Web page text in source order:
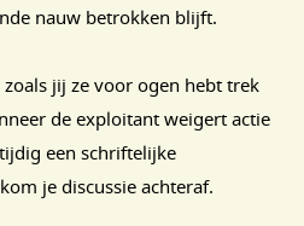
nauw betrokken blijft.
jij ze voor ogen hebt trek
de exploitant weigert actie
een schriftelijke
je discussie achteraf.